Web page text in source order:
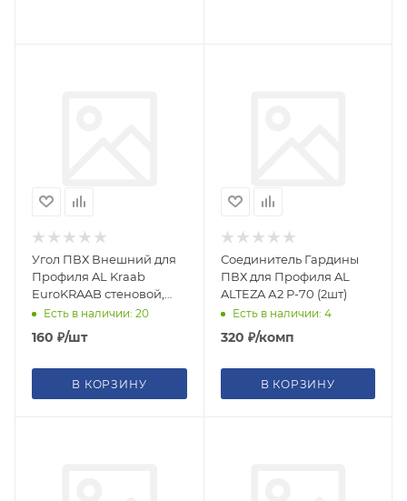
Угол ПВХ Внешний для
Профиля AL Kraab
EuroKRAAB стеновой,
теневой
Есть в наличии: 20
160 ₽/шт
В КОРЗИНУ
Соединитель Гардины
ПВХ для Профиля AL
ALTEZA А2 Р-70 (2шт)
Есть в наличии: 4
320 ₽/комп
В КОРЗИНУ